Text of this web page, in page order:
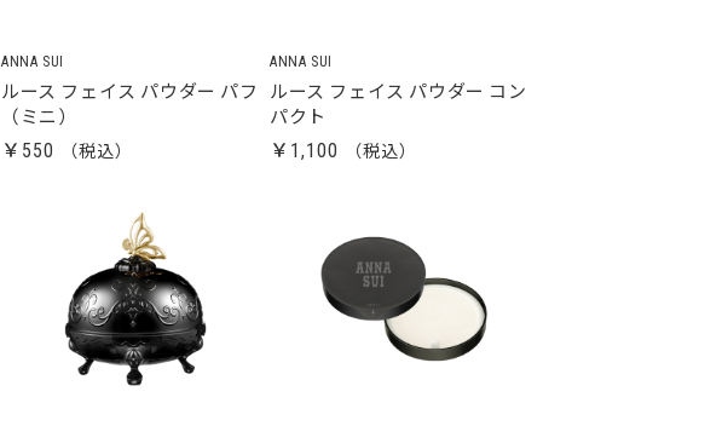
ANNA SUI
ルース フェイス パウダー パフ
（ミニ）
￥550
ANNA SUI
ルース フェイス パウダー コン
パクト
￥1,100